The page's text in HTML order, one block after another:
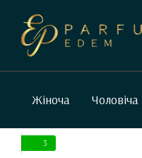
Жіноча Чоловіча
3